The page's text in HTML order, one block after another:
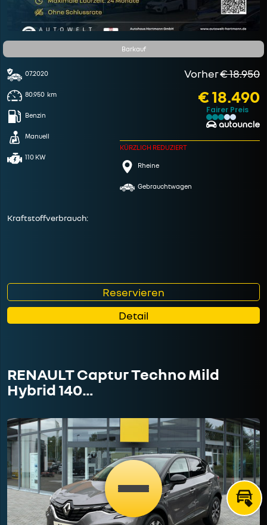
Barkauf
07.2020
80.950 km
Benzin
Manuell
110 KW
Vorher€ 18.950
€ 18.490
Fairer Preis
KÜRZLICH REDUZIERT
Rheine
Gebrauchtwagen
Kraftstoffverbrauch:
Reservieren
Detail
RENAULT Captur Techno Mild
Hybrid 140…